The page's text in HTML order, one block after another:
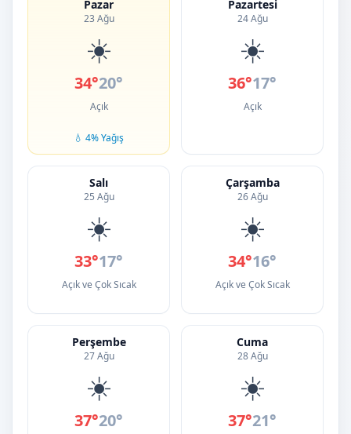
Pazar
23 Ağu
☀️
34°20°
Açık
💧 4% Yağış
Pazartesi
24 Ağu
☀️
36°17°
Açık
Salı
25 Ağu
☀️
33°17°
Açık ve Çok Sıcak
Çarşamba
26 Ağu
☀️
34°16°
Açık ve Çok Sıcak
Perşembe
27 Ağu
☀️
37°20°
Cuma
28 Ağu
☀️
37°21°